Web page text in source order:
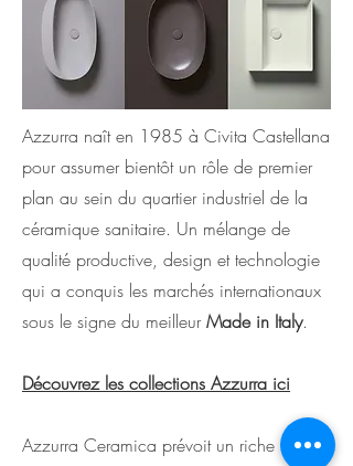
Azzurra naît en 1985 à Civita Castellana
pour assumer bientôt un rôle de premier
plan au sein du quartier industriel de la
céramique sanitaire. Un mélange de
qualité productive, design et technologie
qui a conquis les marchés internationaux
sous le signe du meilleurMade in Italy.
Découvrez les collections Azzurra ici
Azzurra Ceramica prévoit un riche